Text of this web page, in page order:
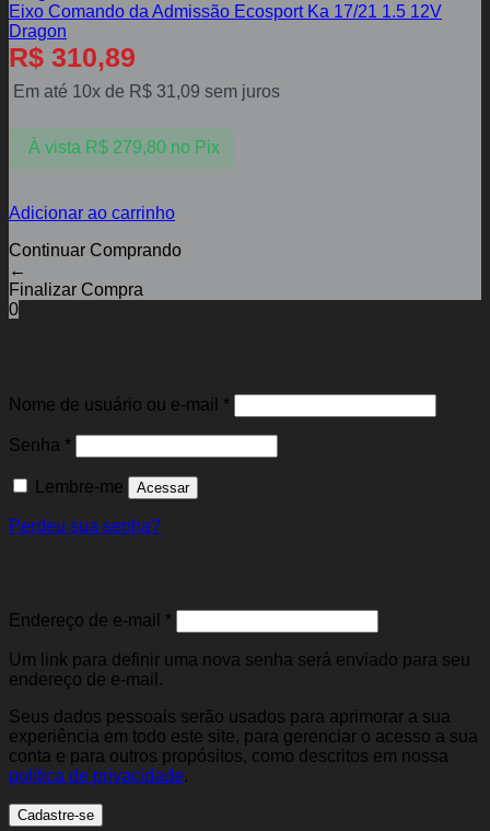
Eixo Comando da Admissão Ecosport Ka 17/21 1.5 12V
Dragon
R$ 310,89
Em até 10x de R$ 31,09 sem juros
À vista R$279,80 no Pix
Adicionar ao carrinho
Continuar Comprando
←
Finalizar Compra
0
Nome de usuário ou e-mail *Obrigatório
Senha *Obrigatório
Lembre-me Acessar
Perdeu sua senha?
Endereço de e-mail *Obrigatório
Um link para definir uma nova senha será enviado para seu
endereço de e-mail.
Seus dados pessoais serão usados para aprimorar a sua
experiência em todo este site, para gerenciar o acesso a sua
conta e para outros propósitos, como descritos em nossa
política de privacidade.
Cadastre-se